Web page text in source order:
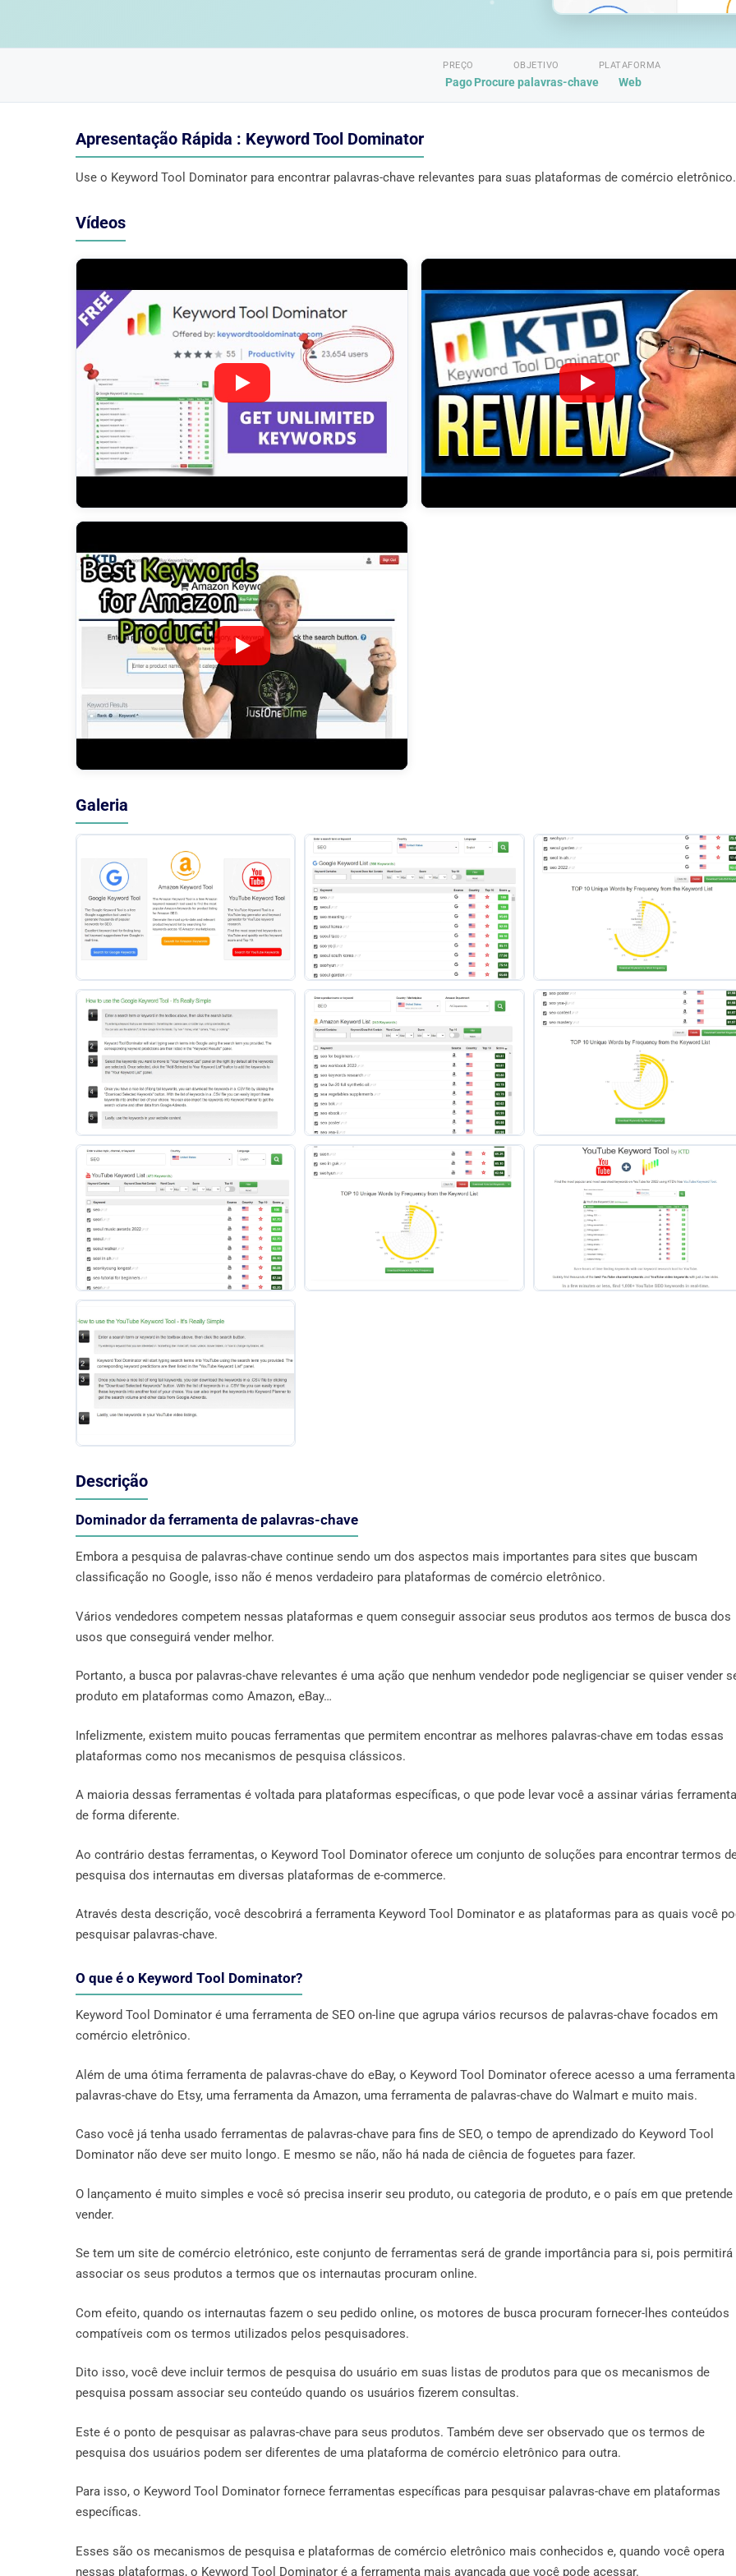
PREÇO
Pago
OBJETIVO
Procure palavras-chave
PLATAFORMA
Web
Apresentação Rápida : Keyword Tool Dominator
Use o Keyword Tool Dominator para encontrar palavras-chave relevantes para suas plataformas de comércio eletrônico.
Vídeos
Galeria
Descrição
Dominador da ferramenta de palavras-chave
Embora a pesquisa de palavras-chave continue sendo um dos aspectos mais importantes para sites que buscam
classificação no Google, isso não é menos verdadeiro para plataformas de comércio eletrônico.
Vários vendedores competem nessas plataformas e quem conseguir associar seus produtos aos termos de busca dos
usos que conseguirá vender melhor.
Portanto, a busca por palavras-chave relevantes é uma ação que nenhum vendedor pode negligenciar se quiser vender
produto em plataformas como Amazon, eBay…
Infelizmente, existem muito poucas ferramentas que permitem encontrar as melhores palavras-chave em todas essas
plataformas como nos mecanismos de pesquisa clássicos.
A maioria dessas ferramentas é voltada para plataformas específicas, o que pode levar você a assinar várias
de forma diferente.
Ao contrário destas ferramentas, o Keyword Tool Dominator oferece um conjunto de soluções para encontrar termos
pesquisa dos internautas em diversas plataformas de e-commerce.
Através desta descrição, você descobrirá a ferramenta Keyword Tool Dominator e as plataformas para as quais você
pesquisar palavras-chave.
O que é o Keyword Tool Dominator?
Keyword Tool Dominator é uma ferramenta de SEO on-line que agrupa vários recursos de palavras-chave focados em
comércio eletrônico.
Além de uma ótima ferramenta de palavras-chave do eBay, o Keyword Tool Dominator oferece acesso a uma
palavras-chave do Etsy, uma ferramenta da Amazon, uma ferramenta de palavras-chave do Walmart e muito mais.
Caso você já tenha usado ferramentas de palavras-chave para fins de SEO, o tempo de aprendizado do Keyword Tool
Dominator não deve ser muito longo. E mesmo se não, não há nada de ciência de foguetes para fazer.
O lançamento é muito simples e você só precisa inserir seu produto, ou categoria de produto, e o país em que pretende
vender.
Se tem um site de comércio eletrónico, este conjunto de ferramentas será de grande importância para si, pois permitirá
associar os seus produtos a termos que os internautas procuram online.
Com efeito, quando os internautas fazem o seu pedido online, os motores de busca procuram fornecer-lhes conteúdos
compatíveis com os termos utilizados pelos pesquisadores.
Dito isso, você deve incluir termos de pesquisa do usuário em suas listas de produtos para que os mecanismos de
pesquisa possam associar seu conteúdo quando os usuários fizerem consultas.
Este é o ponto de pesquisar as palavras-chave para seus produtos. Também deve ser observado que os termos de
pesquisa dos usuários podem ser diferentes de uma plataforma de comércio eletrônico para outra.
Para isso, o Keyword Tool Dominator fornece ferramentas específicas para pesquisar palavras-chave em plataformas
específicas.
Esses são os mecanismos de pesquisa e plataformas de comércio eletrônico mais conhecidos e, quando você opera
nessas plataformas, o Keyword Tool Dominator é a ferramenta mais avançada que você pode acessar.